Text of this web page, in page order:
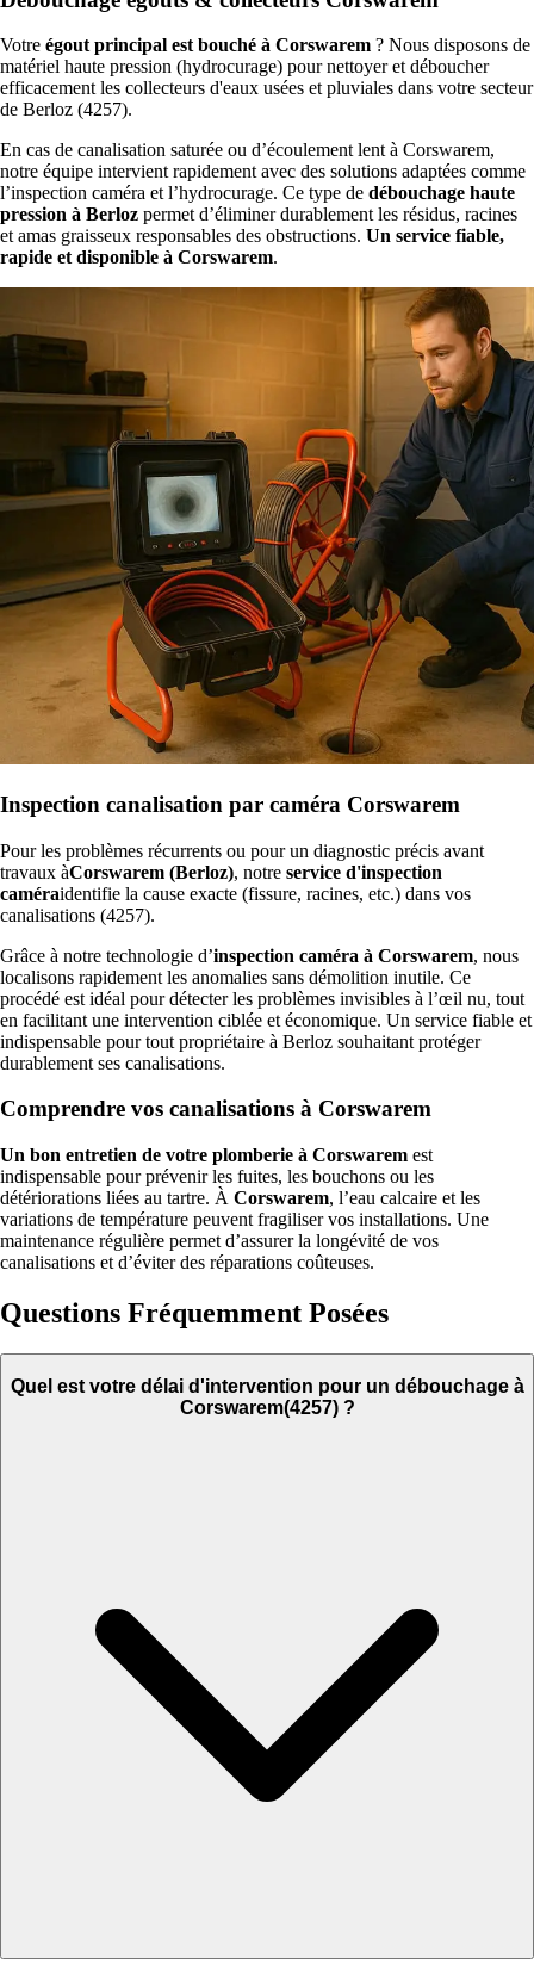
Votre égout principal est bouché à Corswarem ? Nous disposons de
matériel haute pression (hydrocurage) pour nettoyer et déboucher
efficacement les collecteurs d'eaux usées et pluviales dans votre secteur
de Berloz (4257).
En cas de canalisation saturée ou d’écoulement lent à Corswarem,
notre équipe intervient rapidement avec des solutions adaptées comme
l’inspection caméra et l’hydrocurage. Ce type de débouchage haute
pression à Berloz permet d’éliminer durablement les résidus, racines
et amas graisseux responsables des obstructions. Un service fiable,
rapide et disponible à Corswarem.
Inspection canalisation par caméra Corswarem
Pour les problèmes récurrents ou pour un diagnostic précis avant
travaux àCorswarem (Berloz), notre service d'inspection
caméraidentifie la cause exacte (fissure, racines, etc.) dans vos
canalisations (4257).
Grâce à notre technologie d’inspection caméra à Corswarem, nous
localisons rapidement les anomalies sans démolition inutile. Ce
procédé est idéal pour détecter les problèmes invisibles à l’œil nu, tout
en facilitant une intervention ciblée et économique. Un service fiable et
indispensable pour tout propriétaire à Berloz souhaitant protéger
durablement ses canalisations.
Comprendre vos canalisations à Corswarem
Un bon entretien de votre plomberie à Corswarem est
indispensable pour prévenir les fuites, les bouchons ou les
détériorations liées au tartre. À Corswarem, l’eau calcaire et les
variations de température peuvent fragiliser vos installations. Une
maintenance régulière permet d’assurer la longévité de vos
canalisations et d’éviter des réparations coûteuses.
Questions Fréquemment Posées
Quel est votre délai d'intervention pour un débouchage à
Corswarem(4257) ?